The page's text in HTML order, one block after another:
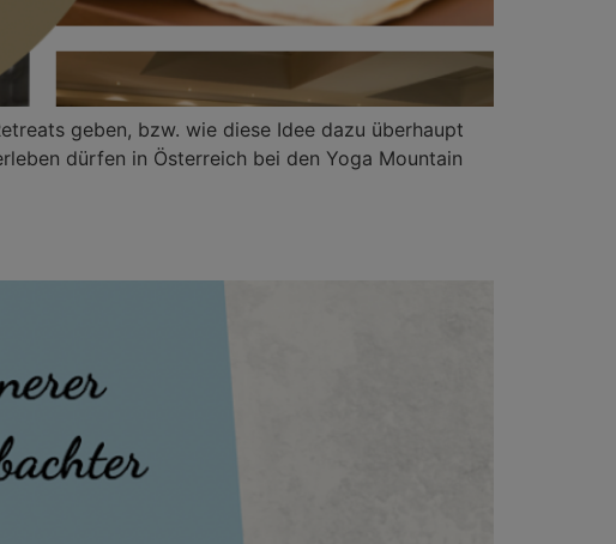
geben, bzw. wie diese Idee dazu überhaupt
dürfen in Österreich bei den Yoga Mountain